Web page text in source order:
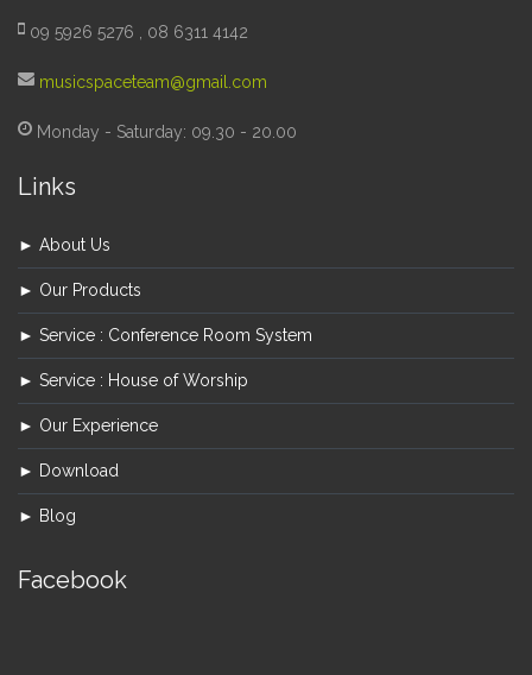
09 5926 5276 , 08 6311 4142
musicspaceteam@gmail.com
Monday - Saturday: 09.30 - 20.00
Links
► About Us
► Our Products
► Service : Conference Room System
► Service : House of Worship
► Our Experience
► Download
► Blog
Facebook